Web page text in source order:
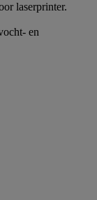
laserprinter.
en